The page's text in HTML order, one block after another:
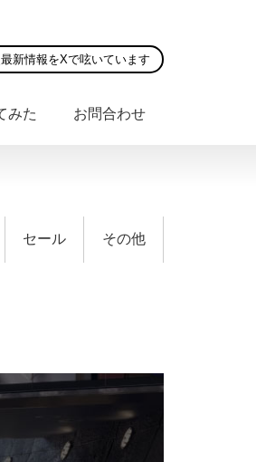
最新情報をXで呟いています
みた お問合わせ
セール その他